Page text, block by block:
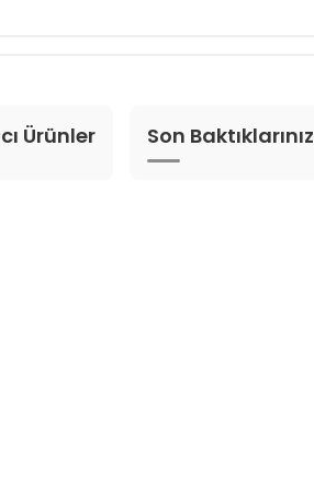
Ürünler Son Baktıklarınız